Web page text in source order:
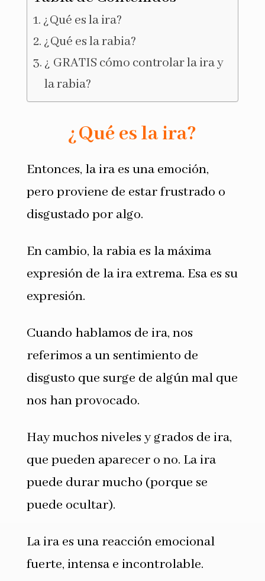
¿Qué es la ira?
¿Qué es la rabia?
¿ GRATIS cómo controlar la ira y
la rabia?
¿Qué es la ira?
Entonces, la ira es una emoción,
pero proviene de estar frustrado o
disgustado por algo.
En cambio, la rabia es la máxima
expresión de la ira extrema. Esa es su
expresión.
Cuando hablamos de ira, nos
referimos a un sentimiento de
disgusto que surge de algún mal que
nos han provocado.
Hay muchos niveles y grados de ira,
que pueden aparecer o no. La ira
puede durar mucho (porque se
puede ocultar).
La ira es una reacción emocional
fuerte, intensa e incontrolable.